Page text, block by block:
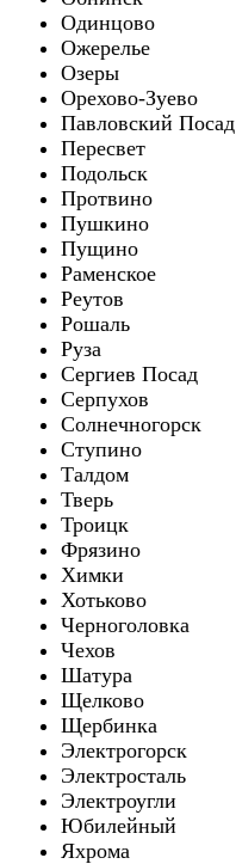
Одинцово
Ожерелье
Озеры
Орехово-Зуево
Павловский Посад
Пересвет
Подольск
Протвино
Пушкино
Пущино
Раменское
Реутов
Рошаль
Руза
Сергиев Посад
Серпухов
Солнечногорск
Ступино
Талдом
Тверь
Троицк
Фрязино
Химки
Хотьково
Черноголовка
Чехов
Шатура
Щелково
Щербинка
Электрогорск
Электросталь
Электроугли
Юбилейный
Яхрома